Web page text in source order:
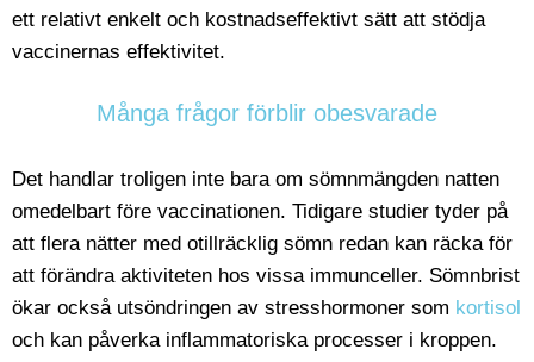
ett relativt enkelt och kostnadseffektivt sätt att stödja
vaccinernas effektivitet.
Många frågor förblir obesvarade
Det handlar troligen inte bara om sömnmängden natten
omedelbart före vaccinationen. Tidigare studier tyder på
att flera nätter med otillräcklig sömn redan kan räcka för
att förändra aktiviteten hos vissa immunceller. Sömnbrist
ökar också utsöndringen av stresshormoner som kortisol
och kan påverka inflammatoriska processer i kroppen.